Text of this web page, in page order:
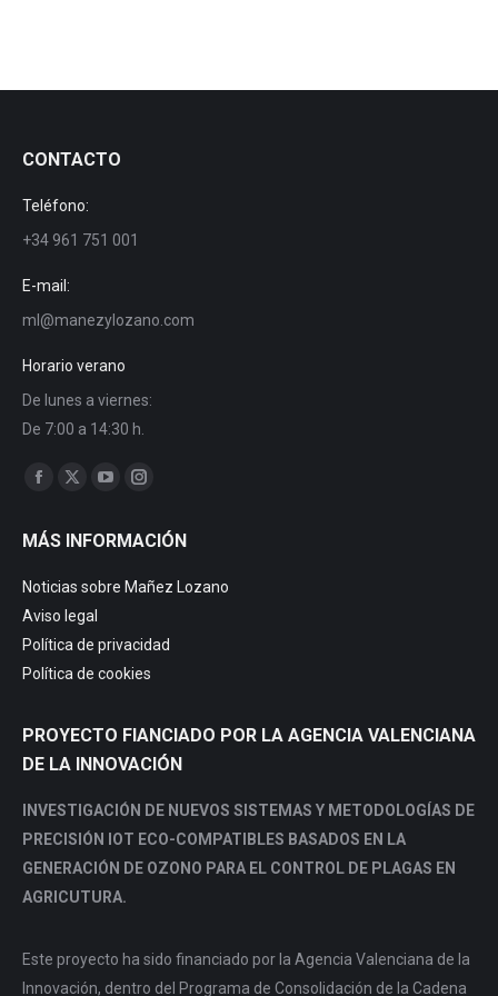
CONTACTO
Teléfono:
+34 961 751 001
E-mail:
ml@manezylozano.com
Horario verano
De lunes a viernes:
De 7:00 a 14:30 h.
Trouvez nous sur :
opens
in
new
window
opens
new
window
YouTube
opens
window
Instagram
opens
in
window
MÁS INFORMACIÓN
Noticias sobre Mañez Lozano
Aviso legal
Política de privacidad
Política de cookies
PROYECTO FIANCIADO POR LA AGENCIA VALENCIANA
DE LA INNOVACIÓN
INVESTIGACIÓN DE NUEVOS SISTEMAS Y METODOLOGÍAS DE
PRECISIÓN IOT ECO-COMPATIBLES BASADOS EN LA
GENERACIÓN DE OZONO PARA EL CONTROL DE PLAGAS EN
AGRICUTURA.
Este proyecto ha sido financiado por la Agencia Valenciana de la
Innovación, dentro del Programa de Consolidación de la Cadena